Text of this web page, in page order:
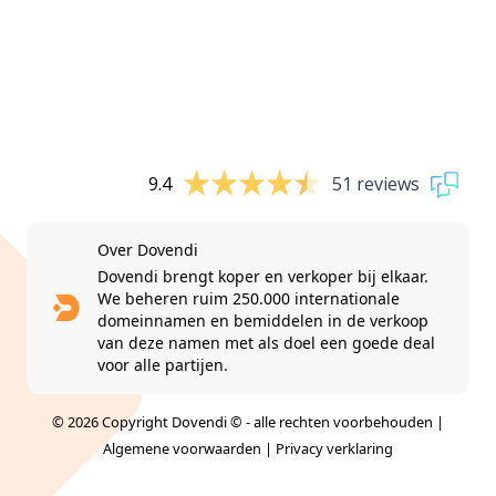
9.4 51 reviews
Over Dovendi
Dovendi brengt koper en verkoper bij elkaar.
We beheren ruim 250.000 internationale
domeinnamen en bemiddelen in de verkoop
van deze namen met als doel een goede deal
voor alle partijen.
© 2026 Copyright Dovendi © - alle rechten voorbehouden |
Algemene voorwaarden | Privacy verklaring